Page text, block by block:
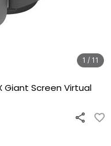
1 / 11
Giant Screen Virtual